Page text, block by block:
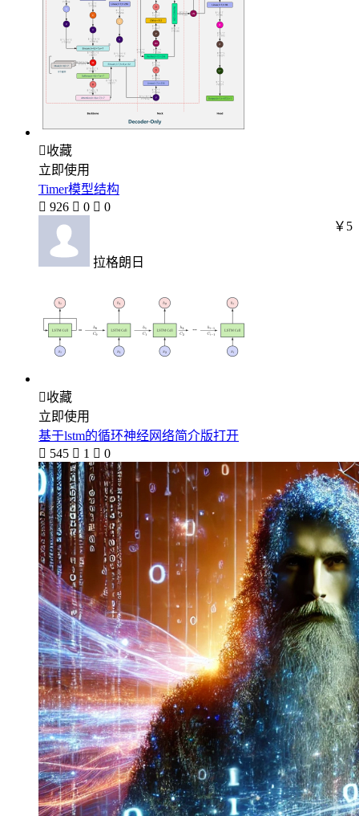
收藏
立即使用
Timer模型结构
 926  0  0
拉格朗日
￥5
收藏
立即使用
基于lstm的循环神经网络简介版打开
 545  1  0